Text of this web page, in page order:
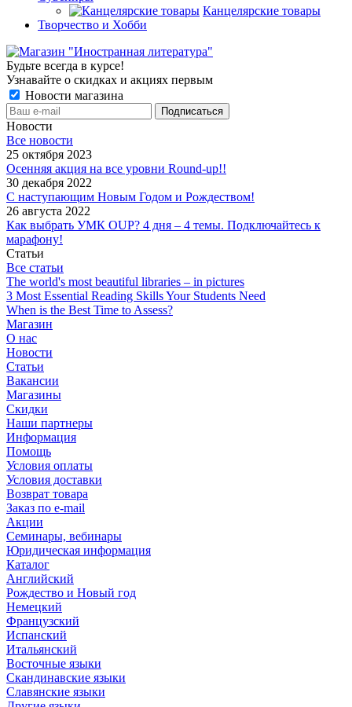
Канцелярские товары
Творчество и Хобби
Будьте всегда в курсе!
Узнавайте о скидках и акциях первым
Новости магазина
Новости
Все новости
25 октября 2023
Осенняя акция на все уровни Round-up!!
30 декабря 2022
С наступающим Новым Годом и Рождеством!
26 августа 2022
Как выбрать УМК OUP? 4 дня – 4 темы. Подключайтесь к
марафону!
Статьи
Все статьи
The world's most beautiful libraries – in pictures
3 Most Essential Reading Skills Your Students Need
When is the Best Time to Assess?
Магазин
О нас
Новости
Статьи
Вакансии
Магазины
Скидки
Наши партнеры
Информация
Помощь
Условия оплаты
Условия доставки
Возврат товара
Заказ по e-mail
Акции
Семинары, вебинары
Юридическая информация
Каталог
Английский
Рождество и Новый год
Немецкий
Французский
Испанский
Итальянский
Восточные языки
Скандинавские языки
Славянские языки